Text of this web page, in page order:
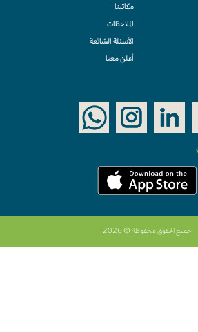
مكاتبنا
الملاحظات
الأسئلة الشائعة
أعلن معنا
جميع الحقوق محفوظة © 2026